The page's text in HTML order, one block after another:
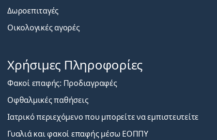
Δωροεπιταγές
Οικολογικές αγορές
Χρήσιμες Πληροφορίες
Φακοί επαφής: Προδιαγραφές
Οφθαλμικές παθήσεις
Ιατρικό περιεχόμενο που μπορείτε να εμπιστευτείτε
Γυαλιά και φακοί επαφής μέσω ΕΟΠΠΥ